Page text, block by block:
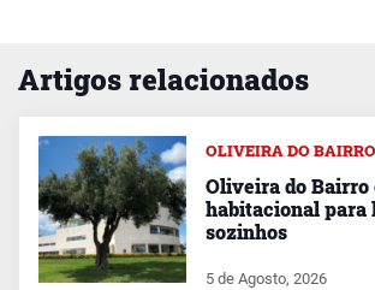
Artigos relacionados
OLIVEIRA DO BAIRRO
Oliveira do Bairro
habitacional para
sozinhos
5 de Agosto, 2026